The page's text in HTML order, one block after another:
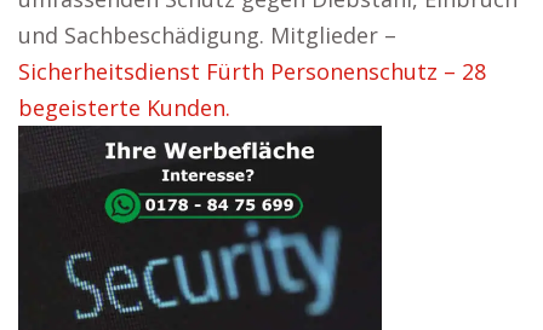
und Sachbeschädigung. Mitglieder –
Sicherheitsdienst Fürth Personenschutz – 28
begeisterte Kunden.